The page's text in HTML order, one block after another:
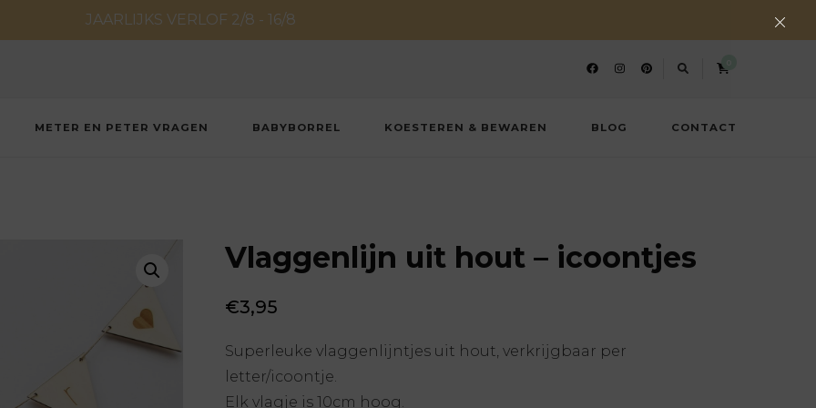
JAARLIJKS VERLOF 2/8 - 16/8
METER EN PETER VRAGEN BABYBORREL KOESTEREN & BEWAREN BLOG CONTACT
Vlaggenlijn uit hout – icoontjes
€3,95
Superleuke vlaggenlijntjes uit hout, verkrijgbaar per
letter/icoontje.
Elk vlagje is 10cm hoog.